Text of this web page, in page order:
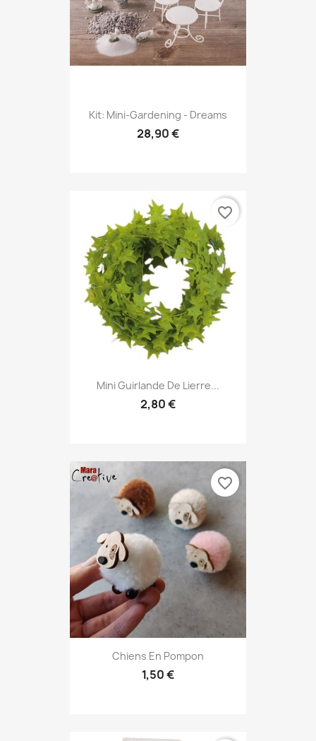
Kit: Mini-Gardening - Dreams
28,90 €
Mini Guirlande De Lierre...
2,80 €
favorite_border
Chiens En Pompon
1,50 €
favorite_border